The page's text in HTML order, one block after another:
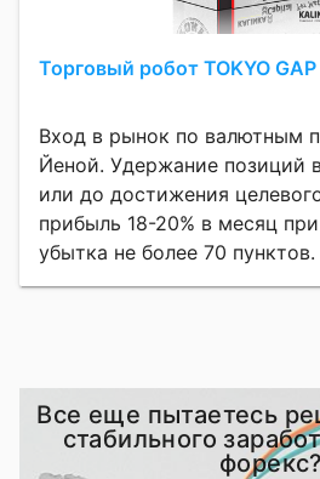
Торговый робот TOKYO GAP
Вход в рынок по валютным
Йеной. Удержание позиций
или до достижения
прибыль 18-20% в месяц
убытка не более 70 пунктов.
Все еще пытаетесь
стабильного
форекс?